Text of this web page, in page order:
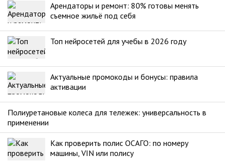
Арендаторы и ремонт: 80% готовы менять
съемное жильё под себя
Топ нейросетей для учебы в 2026 году
Актуальные промокоды и бонусы: правила
активации
Полиуретановые колеса для тележек: универсальность в
применении
Как проверить полис ОСАГО: по номеру
машины, VIN или полису